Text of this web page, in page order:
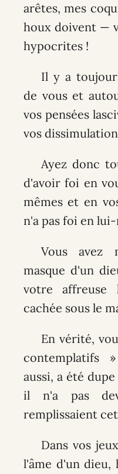
arêtes, mes
houx doivent —
hypocrites !
Il y a
de vous et
vos pensées
vos
Ayez donc
d'avoir foi en
mêmes et en
n'a pas foi en
Vous avez
masque d'un
votre affreuse
cachée sous le
En vérité,
contemplatifs
aussi, a été
il n'a pas
remplissaient
Dans vos
l'âme d'un dieu,